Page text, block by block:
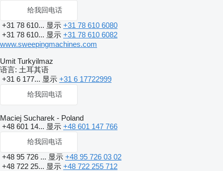
给我回电话
+31 78 610... 显示 +31 78 610 6080
+31 78 610... 显示 +31 78 610 6082
www.sweepingmachines.com
Umit Turkyilmaz
语言: 土耳其语
+31 6 177... 显示 +31 6 17722999
给我回电话
Maciej Sucharek - Poland
+48 601 14... 显示 +48 601 147 766
给我回电话
+48 95 726 ... 显示 +48 95 726 03 02
+48 722 25... 显示 +48 722 255 712